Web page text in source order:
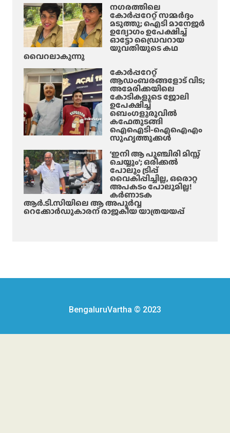
നഗരത്തിലെ
കോർപ്പറേറ്റ് സമ്മർദ്ദം
മടുത്തു; ഐടി മാനേജർ
ഉദ്യോഗം ഉപേക്ഷിച്ച്
ഓട്ടോ ഡ്രൈവറായ
യുവതിയുടെ കഥ
വൈറലാകുന്നു
കോർപ്പറേറ്റ്
ആഡംബരങ്ങളോട് വിട;
അമേരിക്കയിലെ
കോടികളുടെ ജോലി
ഉപേക്ഷിച്ച്
ബെംഗളൂരുവിൽ
കഫേതുടങ്ങി
ഐഐടി-ഐഐഎം
സുഹൃത്തുക്കൾ
‘ഇനി ആ പുഞ്ചിരി മിസ്സ്
ചെയ്യും’; ഒരിക്കൽ
പോലും ട്രിപ്പ്
വൈകിപ്പിച്ചില്ല, ഒരൊറ്റ
അപകടം പോലുമില്ല!
കർണാടക
ആർ.ടി.സിയിലെ ആ അപൂർവ്വ
റെക്കോർഡുകാരന് രാജകീയ യാത്രയയപ്പ്
BengaluruVartha © 2023